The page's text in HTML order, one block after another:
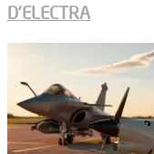
D’ELECTRA